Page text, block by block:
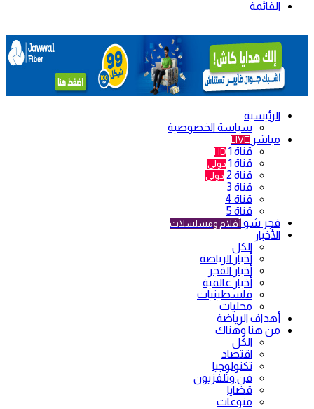
القائمة
الرئيسية
سياسة الخصوصية
مباشر LIVE
قناة 1 HD
قناة 1 دولي
قناة 2 دولي
قناة 3
قناة 4
قناة 5
فجر شو أفلام ومسلسلات
الأخبار
الكل
أخبار الرياضة
أخبار الفجر
أخبار عالمية
فلسطينيات
محليات
أهداف الرياضة
من هنا وهناك
الكل
اقتصاد
تكنولوجيا
فن وتلفزيون
قضايا
منوعات